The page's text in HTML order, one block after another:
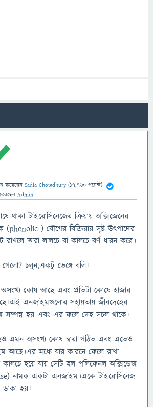
করেছেন Sadia Chowdhury (17,760 পয়েন্ট)
Admin
টাইরোসিনেজের ক্রিয়ায় অক্সিজেনের
(phenolic ) যৌগের বিক্রিয়ায় সৃষ্ট উৎপাদের
তারা লালচে বা কালচে বর্ণ ধারন করে।
চলুন,একটু ভেঙ্গে বলি।
অসংখ্য কোষ আছে এবং প্রতিটা কোষে হাজার
এনজাইমগুলোর সহায়তায় জীবদেহের
সম্পন্ন হয় এবং এর ফলে দেহ সচল থাকে।
এমন অসংখ্য কোষ দ্বারা গঠিত এবং এতেও
আছে।এর মধ্যে যার কারনে ফেলে রাখা
কালচে হয়ে যায় সেটি হল পলিফেনল অক্সিডেজ
নামক একটা এনজাইম।একে টাইরোসিনেজ
হয়।